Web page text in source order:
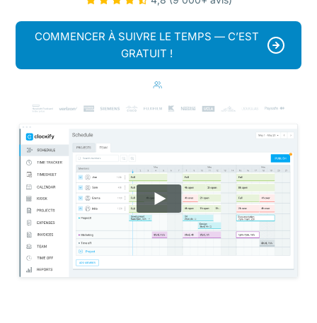
COMMENCER À SUIVRE LE TEMPS — C’EST
GRATUIT !